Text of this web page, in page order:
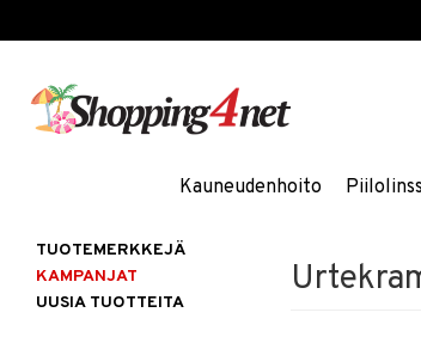
Kauneudenhoito
TUOTEMERKKEJÄ
KAMPANJAT
UUSIA TUOTTEITA